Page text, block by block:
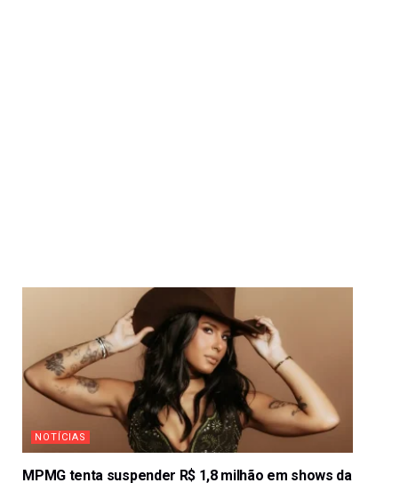
NOTÍCIAS
MPMG tenta suspender R$ 1,8 milhão em shows da